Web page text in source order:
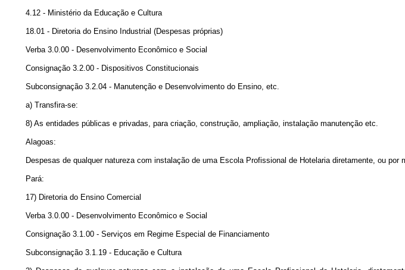
4.12 - Ministério da Educação e Cultura
18.01 - Diretoria do Ensino Industrial (Despesas próprias)
Verba 3.0.00 - Desenvolvimento Econômico e Social
Consignação 3.2.00 - Dispositivos Constitucionais
Subconsignação 3.2.04 - Manutenção e Desenvolvimento do Ensino, etc.
a) Transfira-se:
8) As entidades públicas e privadas, para criação, construção, ampliação, instalação manutenção etc.
Alagoas:
Despesas de qualquer natureza com instalação de uma Escola Profissional de Hotelaria diretamente, ou
Pará:
17) Diretoria do Ensino Comercial
Verba 3.0.00 - Desenvolvimento Econômico e Social
Consignação 3.1.00 - Serviços em Regime Especial de Financiamento
Subconsignação 3.1.19 - Educação e Cultura